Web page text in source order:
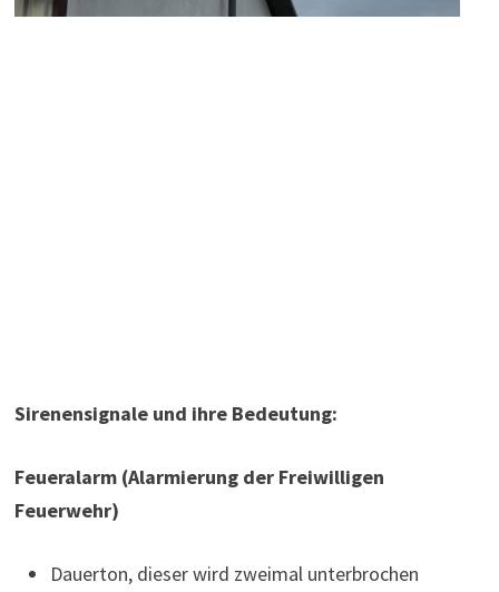
Sirenensignale und ihre Bedeutung:
Feueralarm (Alarmierung der Freiwilligen
Feuerwehr)
Dauerton, dieser wird zweimal unterbrochen